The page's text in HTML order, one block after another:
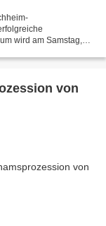
wird am Samstag,
von